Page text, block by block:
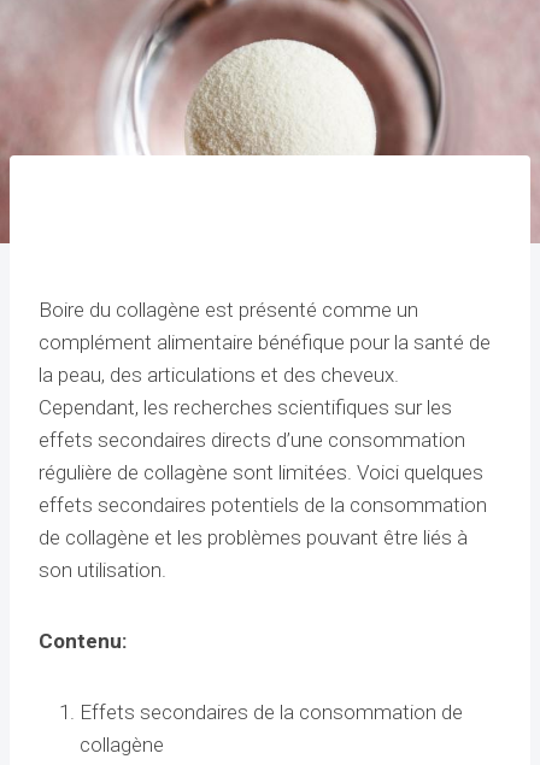
Boire du collagène est présenté comme un
complément alimentaire bénéfique pour la santé de
la peau, des articulations et des cheveux.
Cependant, les recherches scientifiques sur les
effets secondaires directs d’une consommation
régulière de collagène sont limitées. Voici quelques
effets secondaires potentiels de la consommation
de collagène et les problèmes pouvant être liés à
son utilisation.
Contenu:
Effets secondaires de la consommation de
collagène